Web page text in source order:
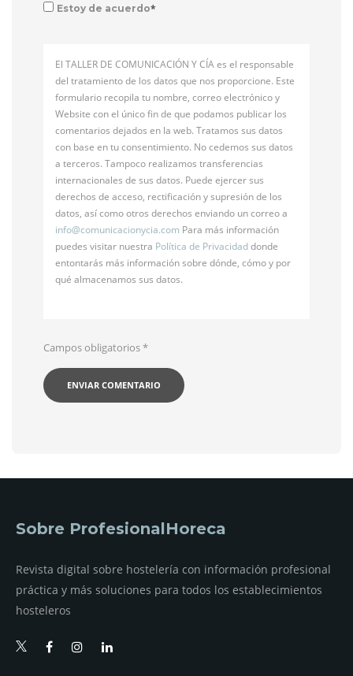
Estoy de acuerdo*
El TALLER DE COMUNICACIÓN Y CÍA es el responsable
del tratamiento de los datos que nos proporcione. Este
formulario recopila tu nombre, correo electrónico y
Website con el único fin de que podamos publicar los
comentarios dejados en la web. Tratamos sus datos
con base en tu consentimiento. No cedemos sus datos
a terceros. Tampoco realizamos transferencias
internacionales de sus datos. Puede ejercer sus
derechos de acceso, rectificación y supresión de los
datos, así como otros derechos enviando un correo a
info@comunicacionycia.com Para más información
puedes visitar nuestra Política de Privacidaddonde
entontarás más información sobre dónde, cómo y por
qué almacenamos sus datos.
Campos obligatorios*
Sobre ProfesionalHoreca
Revista digital sobre hostelería con información profesional
práctica y más soluciones para todos los establecimientos
hosteleros